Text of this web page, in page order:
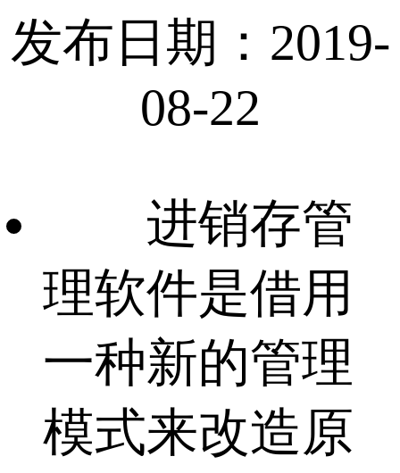
发布日期：2019-
08-22
进销存管
理软件是借用
一种新的管理
模式来改造原